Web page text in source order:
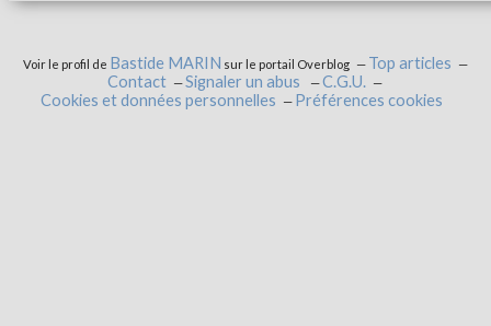
Voir le profil de Bastide MARIN sur le portail Overblog
Top articles
Contact
Signaler un abus
C.G.U.
Cookies et données personnelles
Préférences cookies